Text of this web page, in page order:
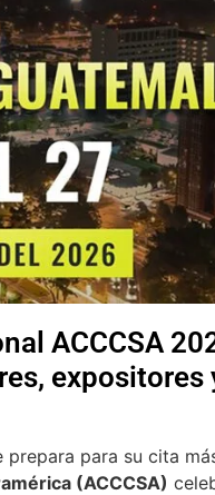
ACCCSA
para su cita
(ACCCSA)